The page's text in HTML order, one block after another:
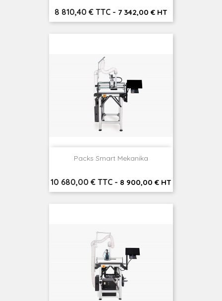
Prix
8 810,40 € TTC - 7 342,00 € HT
Packs Smart Mekanika
Prix
10 680,00 € TTC - 8 900,00 € HT